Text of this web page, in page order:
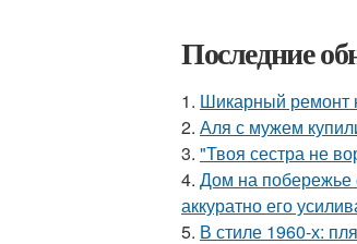
Последние
1. Шикарный ремонт
2. Аля с мужем
3. "Твоя сестра не
4. Дом на побережье
аккуратно его
5. В стиле 1960-х: